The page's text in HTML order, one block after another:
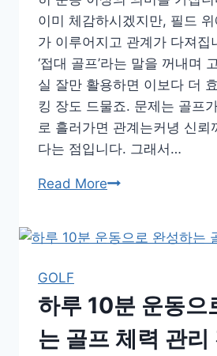
이미 체감하시겠지만, 필드
가 이루어지고 관계가 다져집
‘접대 골프’라는 말을 꺼내며
실 잘만 활용하면 이보다 더
킹 장도 드물죠. 문제는 골프
로 흘러가면 관계는커녕 신뢰
다는 점입니다. 그래서…
Read More비
스
예
의
GOLF
하루 10분 운동으
는 골프 체력 관리